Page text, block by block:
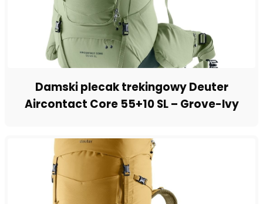
Damski plecak trekingowy Deuter
Aircontact Core 55+10 SL – Grove-Ivy